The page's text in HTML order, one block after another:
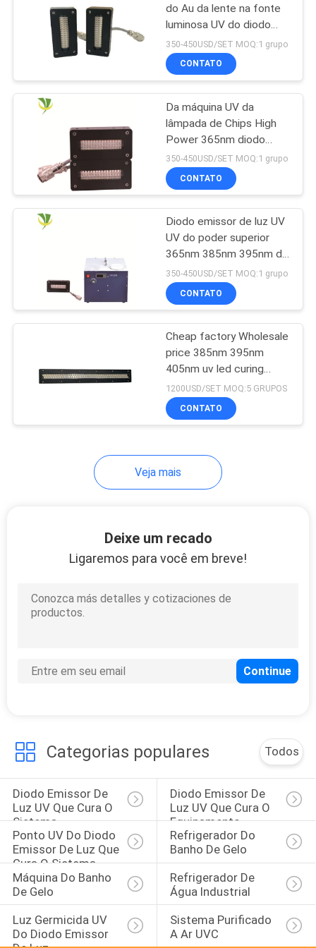
Luz germicida UV do
diodo emissor de
luz
Sistema purificado a
Forno de cura UV
21
diodo emissor de
de impressão
Esparadrapo UV que
Sistemas de cura
UV para imprimir
24
do Au da lente na fonte
luminosa UV do diodo
emissor de luz do poder
superior SMD da carcaça
3W 365nm do Cu para
350-450USD/SET MOQ:1 grupo
CONTATO
Da máquina UV da
lâmpada de Chips High
Power 365nm diodo
emissor de luz UV
conduzido de Sun que
cura o sistema para a
350-450USD/SET MOQ:1 grupo
CONTATO
Diodo emissor de luz UV
UV do poder superior
365nm 385nm 395nm da
lâmpada 6868 das
microplaquetas 10W do
LG para a impressora UV
350-450USD/SET MOQ:1 grupo
CONTATO
Cheap factory Wholesale
price 385nm 395nm
405nm uv led curing
systems for Heidelberg
offset printing
Manufacturer
1200USD/SET MOQ:5 GRUPOS
CONTATO
Veja mais
Deixe um recado
Ligaremos para você em breve!
Categorias populares Todos
Diodo Emissor De
Luz UV Que Cura O
Sistema
Diodo Emissor De
Luz UV Que Cura O
Equipamento
Ponto UV Do Diodo
Emissor De Luz Que
Cura O Sistema
Refrigerador Do
Banho De Gelo
Máquina Do Banho
De Gelo
Refrigerador De
Água Industrial
Luz Germicida UV
Do Diodo Emissor
Sistema Purificado
A Ar UVC